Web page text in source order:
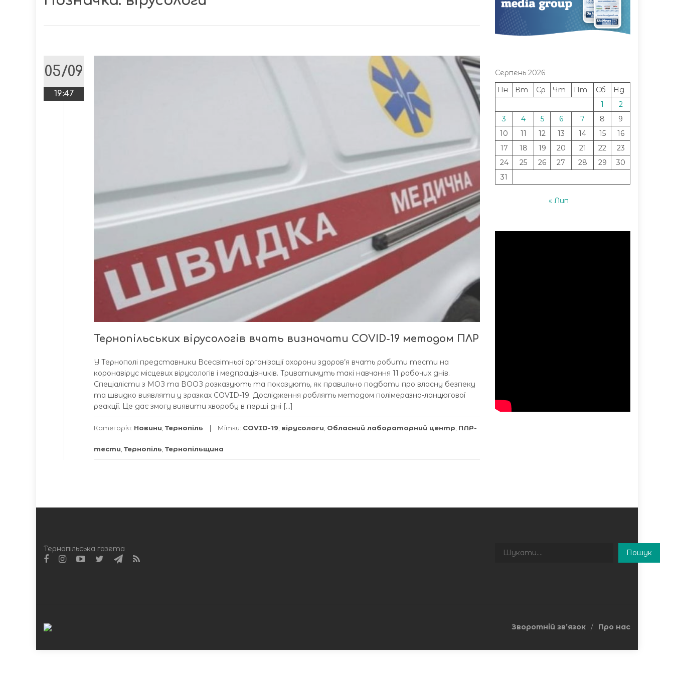
05/09
19:47
Тернопільських вірусологів вчать визначати COVID-19 методом ПЛР
У Тернополі представники Всесвітньої організації охорони здоров’я вчать робити тести на
коронавірус місцевих вірусологів і медпрацівників. Триватимуть такі навчання 11 робочих днів.
Спеціалісти з МОЗ та ВООЗ розказують та показують, як правильно подбати про власну безпеку
та швидко виявляти у зразках COVID-19. Дослідження роблять методом полімеразно-ланцюгової
реакції. Це дає змогу виявити хворобу в перші дні […]
Категорія: Новини Тернопіль Мітки: COVID-19 вірусологи Обласний лабораторний центр ПЛР-
тести Тернопіль Тернопільщина
Серпень 2026
Пн
Вт Ср Чт Пт Сб
Нд
1
2
3
4 5 6 7 8
9
10
11 12 13 14 15
16
17
18 19 20 21 22
23
24
25 26 27 28 29
30
31
« Лип
Тернопільська газета Пошук
Пошук
Зворотній зв’язок Про нас